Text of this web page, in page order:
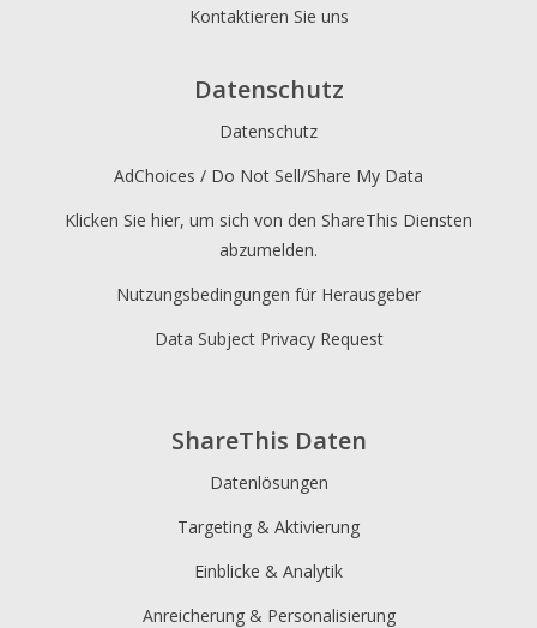
ShareThis Daten
Datenlösungen
Targeting & Aktivierung
Einblicke & Analytik
Anreicherung & Personalisierung
Kontaktieren Sie uns
Datenschutz
Datenschutz
AdChoices / Do Not Sell/Share My Data
Klicken Sie hier, um sich von den ShareThis Diensten
abzumelden.
Nutzungsbedingungen für Herausgeber
Data Subject Privacy Request